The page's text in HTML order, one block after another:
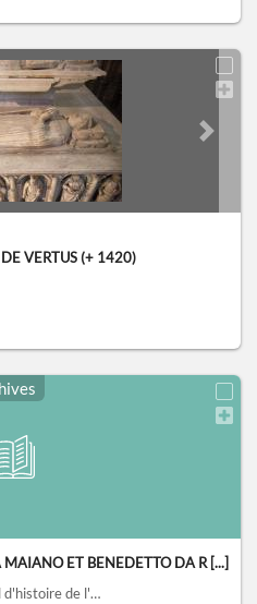
Next
VERTUS (+ 1420)
ET BENEDETTO DA R [...]
Bibliothèque de l'Institut national d'histoire de l'art, collections Jacques Doucet, Paris